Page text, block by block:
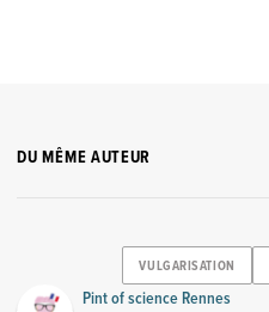
DU MÊME AUTEUR
VULGARISATION
Pint of science Rennes